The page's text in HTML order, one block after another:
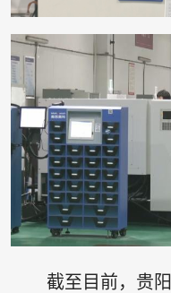
截至目前，贵